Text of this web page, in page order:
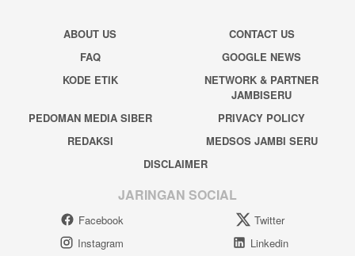
ABOUT US
CONTACT US
FAQ
GOOGLE NEWS
KODE ETIK
NETWORK & PARTNER
JAMBISERU
PEDOMAN MEDIA SIBER
PRIVACY POLICY
REDAKSI
MEDSOS JAMBI SERU
DISCLAIMER
JARINGAN SOCIAL
Facebook
Twitter
Instagram
Linkedin